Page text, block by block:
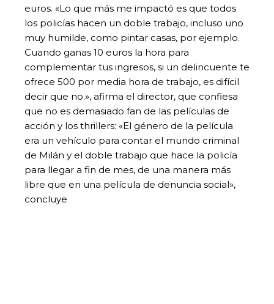
euros. «Lo que más me impactó es que todos
los policías hacen un doble trabajo, incluso uno
muy humilde, como pintar casas, por ejemplo.
Cuando ganas 10 euros la hora para
complementar tus ingresos, si un delincuente te
ofrece 500 por media hora de trabajo, es difícil
decir que no.», afirma el director, que confiesa
que no es demasiado fan de las películas de
acción y los thrillers: «El género de la película
era un vehículo para contar el mundo criminal
de Milán y el doble trabajo que hace la policía
para llegar a fin de mes, de una manera más
libre que en una película de denuncia social»,
concluye